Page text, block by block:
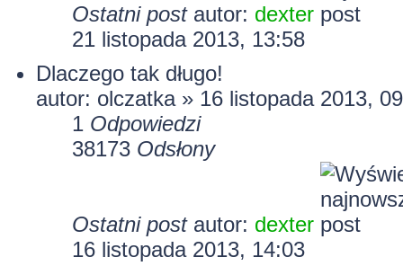
Ostatni post autor: dexter
21 listopada 2013, 13:58
Dlaczego tak długo!
autor: olczatka» 16 listopada 2013,
1 Odpowiedzi
38173 Odsłony
Ostatni post autor: dexter
16 listopada 2013, 14:03